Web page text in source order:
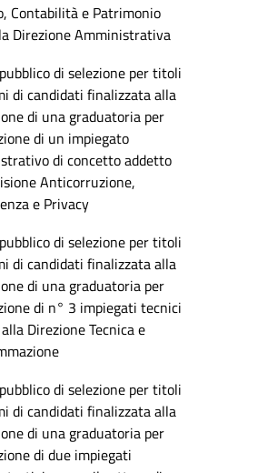
Contabilità e Patrimonio
Direzione Amministrativa
di selezione per titoli
di candidati finalizzata alla
di una graduatoria per
di un impiegato
di concetto addetto
Anticorruzione,
e Privacy
di selezione per titoli
di candidati finalizzata alla
di una graduatoria per
di n° 3 impiegati tecnici
Direzione Tecnica e
di selezione per titoli
di candidati finalizzata alla
di una graduatoria per
di due impiegati